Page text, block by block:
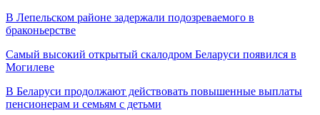
В Лепельском районе задержали подозреваемого в
браконьерстве
Самый высокий открытый скалодром Беларуси появился в
Могилеве
В Беларуси продолжают действовать повышенные выплаты
пенсионерам и семьям с детьми